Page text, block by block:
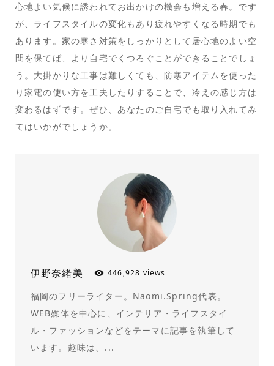
心地よい気候に誘われてお出かけの機会も増える春。です
が、ライフスタイルの変化もあり疲れやすくなる時期でも
あります。家の寒さ対策をしっかりとして居心地のよい空
間を保てば、より自宅でくつろぐことができることでしょ
う。大掛かりな工事は難しくても、防寒アイテムを使った
り家電の使い方を工夫したりすることで、冷えの感じ方は
変わるはずです。ぜひ、あなたのご自宅でも取り入れてみ
てはいかがでしょうか。
伊野奈緒美 446,928 views
福岡のフリーライター。Naomi.Spring代表。
WEB媒体を中心に、インテリア・ライフスタイ
ル・ファッションなどをテーマに記事を執筆して
います。趣味は、...